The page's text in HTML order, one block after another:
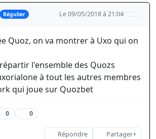
Régulier Le 09/05/2018 à 21:04
Quoz, on va montrer à Uxo qui on
l'ensemble des Quozs
à tout les autres membres
qui joue sur Quozbet
0 0
Répondre Partager